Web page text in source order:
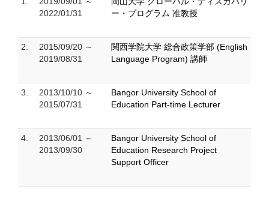
2022/01/31
ー・プログラム 准教授
2.
2015/09/20 ～
2019/08/31
関西学院大学 総合政策学部 (English
Language Program) 講師
3.
2013/10/10 ～
2015/07/31
Bangor University School of
Education Part-time Lecturer
4.
2013/06/01 ～
2013/09/30
Bangor University School of
Education Research Project
Support Officer